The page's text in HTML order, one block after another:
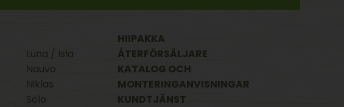
Luna / Isla
Nauvo
Niklas
Solo
HIIPAKKA
ÅTERFÖRSÄLJARE
KATALOG OCH
MONTERINGANVISNINGAR
KUNDTJÄNST